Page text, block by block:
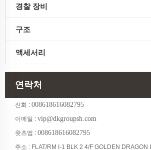
경찰 장비
구조
액세서리
연락처
전화 : 008618616082795
이메일 : vip@dkgroupsh.com
왓츠앱 : 008618616082795
주소 : FLAT/RM I-1 BLK 2 4/F GOLDEN DRAGON